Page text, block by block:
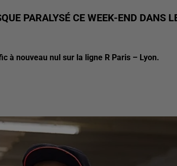
PARALYSÉ CE WEEK-END DANS
à nouveau nul sur la ligne R Paris – Lyon.